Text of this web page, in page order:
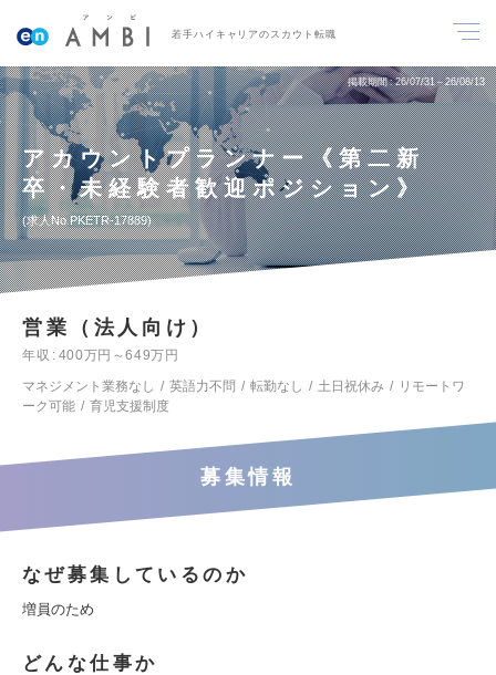
若手ハイキャリアのスカウト転職
掲載期間 26/07/31～26/08/13
アカウントプランナー《第二新
卒・未経験者歓迎ポジション》
求人No.PKETR-17889
営業（法人向け）
年収
400万円～649万円
マネジメント業務なし
英語力不問 転勤なし 土日祝休み
リモートワ
ーク可能
育児支援制度
募集情報
なぜ募集しているのか
増員のため
どんな仕事か